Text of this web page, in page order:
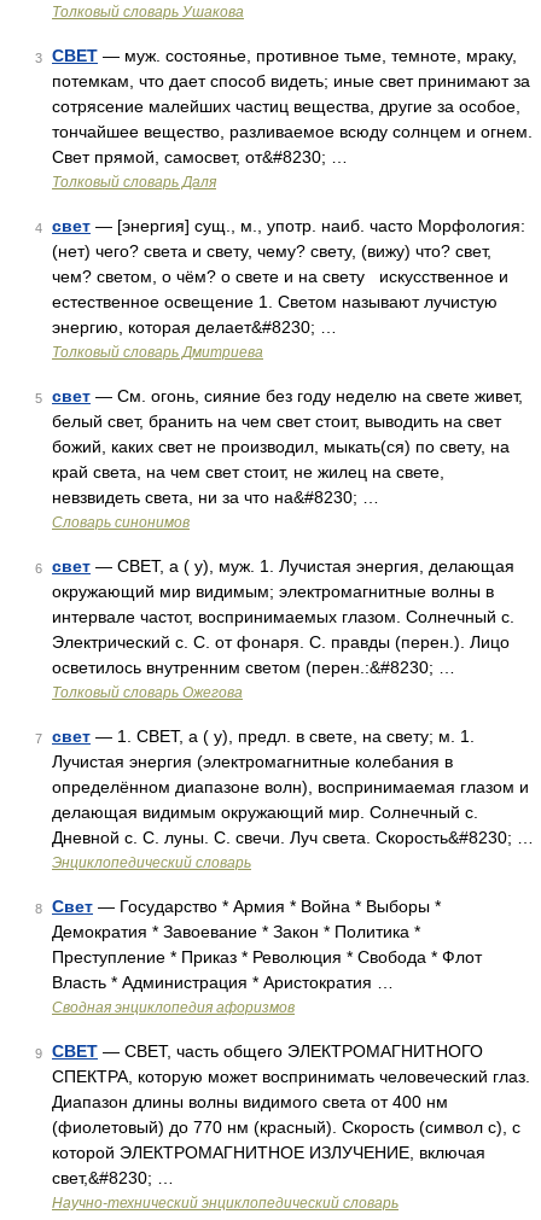
Толковый словарь Ушакова
3 СВЕТ — муж. состоянье, противное тьме, темноте, мраку,
потемкам, что дает способ видеть; иные свет принимают за
сотрясение малейших частиц вещества, другие за особое,
тончайшее вещество, разливаемое всюду солнцем и огнем.
Свет прямой, самосвет, от&#8230; …
Толковый словарь Даля
4 свет — [энергия] сущ., м., употр. наиб. часто Морфология:
(нет) чего? света и свету, чему? свету, (вижу) что? свет,
чем? светом, о чём? о свете и на свету искусственное и
естественное освещение 1. Светом называют лучистую
энергию, которая делает&#8230; …
Толковый словарь Дмитриева
5 свет — См. огонь, сияние без году неделю на свете живет,
белый свет, бранить на чем свет стоит, выводить на свет
божий, каких свет не производил, мыкать(ся) по свету, на
край света, на чем свет стоит, не жилец на свете,
невзвидеть света, ни за что на&#8230; …
Словарь синонимов
6 свет — СВЕТ, а ( у), муж. 1. Лучистая энергия, делающая
окружающий мир видимым; электромагнитные волны в
интервале частот, воспринимаемых глазом. Солнечный с.
Электрический с. С. от фонаря. С. правды (перен.). Лицо
осветилось внутренним светом (перен.:&#8230; …
Толковый словарь Ожегова
7 свет — 1. СВЕТ, а ( у), предл. в свете, на свету; м. 1.
Лучистая энергия (электромагнитные колебания в
определённом диапазоне волн), воспринимаемая глазом и
делающая видимым окружающий мир. Солнечный с.
Дневной с. С. луны. С. свечи. Луч света. Скорость&#8230; …
Энциклопедический словарь
8 Свет — Государство * Армия * Война * Выборы *
Демократия * Завоевание * Закон * Политика *
Преступление * Приказ * Революция * Свобода * Флот
Власть * Администрация * Аристократия …
Сводная энциклопедия афоризмов
9 СВЕТ — СВЕТ, часть общего ЭЛЕКТРОМАГНИТНОГО
СПЕКТРА, которую может воспринимать человеческий глаз.
Диапазон длины волны видимого света от 400 нм
(фиолетовый) до 770 нм (красный). Скорость (символ с), с
которой ЭЛЕКТРОМАГНИТНОЕ ИЗЛУЧЕНИЕ, включая
свет,&#8230; …
Научно-технический энциклопедический словарь